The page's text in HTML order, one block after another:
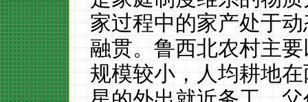
家过程中的家产处于
融贯。鲁西北农村主
规模较小，人均耕地